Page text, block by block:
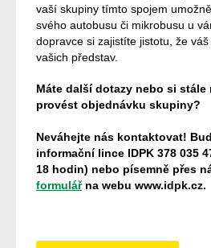
vaší skupiny tímto spojem
svého autobusu či mikrobusu u
dopravce si zajistíte jistotu, že
vašich představ.
Máte další dotazy nebo si
provést objednávku skupiny?
Neváhejte nás kontaktovat!
informační lince IDPK 378 035
18 hodin) nebo písemně přes
formulářna webu www.idpk.cz.